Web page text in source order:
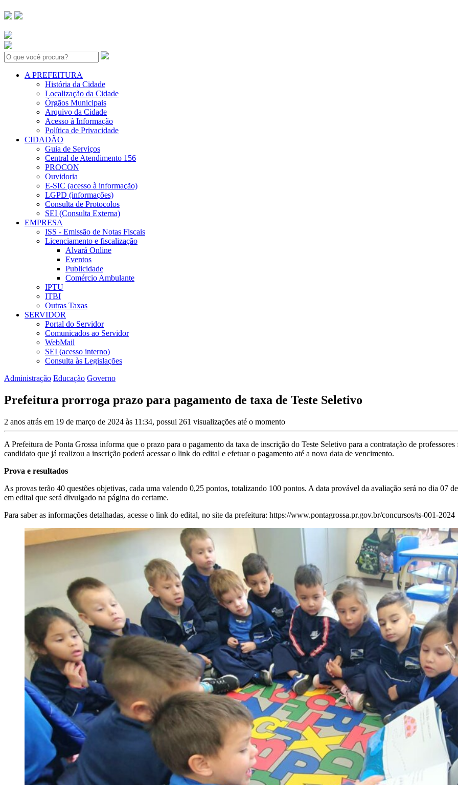
Search:
A PREFEITURA
História da Cidade
Localização da Cidade
Órgãos Municipais
Arquivo da Cidade
Acesso à Informação
Política de Privacidade
CIDADÃO
Guia de Serviços
Central de Atendimento 156
PROCON
Ouvidoria
E-SIC (acesso à informação)
LGPD (informações)
Consulta de Protocolos
SEI (Consulta Externa)
EMPRESA
ISS - Emissão de Notas Fiscais
Licenciamento e fiscalização
Alvará Online
Eventos
Publicidade
Comércio Ambulante
IPTU
ITBI
Outras Taxas
SERVIDOR
Portal do Servidor
Comunicados ao Servidor
WebMail
SEI (acesso interno)
Consulta às Legislações
Administração Educação Governo
Prefeitura prorroga prazo para pagamento de taxa de Teste Seletivo
2 anos atrás em 19 de março de 2024 às 11:34, possui 261 visualizações até o momento
A Prefeitura de Ponta Grossa informa que o prazo para o pagamento da taxa de inscrição do Teste Seletivo para a contratação de
candidato que já realizou a inscrição poderá acessar o link do edital e efetuar o pagamento até a nova data de vencimento.
Prova e resultados
As provas terão 40 questões objetivas, cada uma valendo 0,25 pontos, totalizando 100 pontos. A data provável da avaliação será no dia 07
em edital que será divulgado na página do certame.
Para saber as informações detalhadas, acesse o link do edital, no site da prefeitura: https://www.pontagrossa.pr.gov.br/concursos/ts-001-2024